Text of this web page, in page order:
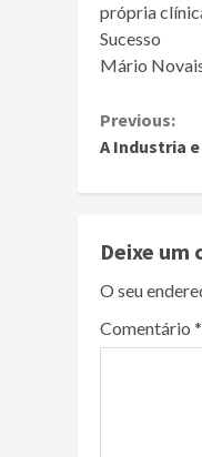
própria
Sucesso
Mário
Previous:
A Industria
Deixe um
O seu
Comentário *